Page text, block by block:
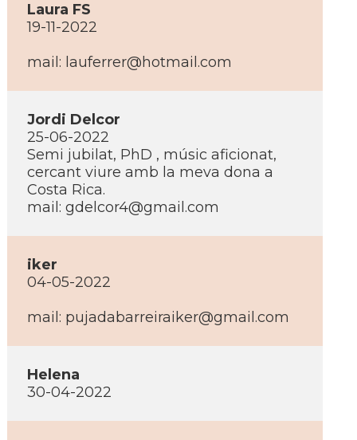
Laura FS
19-11-2022
mail: lauferrer@hotmail.com
Jordi Delcor
25-06-2022
Semi jubilat, PhD , músic aficionat,
cercant viure amb la meva dona a
Costa Rica.
mail: gdelcor4@gmail.com
iker
04-05-2022
mail: pujadabarreiraiker@gmail.com
Helena
30-04-2022